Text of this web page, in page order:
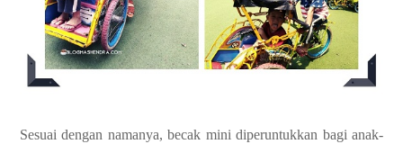
Sesuai dengan namanya, becak mini diperuntukkan bagi anak-